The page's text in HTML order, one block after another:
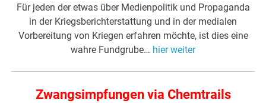
Für jeden der etwas über Medienpolitik und Propaganda
in der Kriegsberichterstattung und in der medialen
Vorbereitung von Kriegen erfahren möchte, ist dies eine
wahre Fundgrube… hier weiter
Zwangsimpfungen via Chemtrails